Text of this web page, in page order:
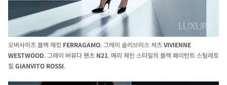
오버사이즈 블랙 재킷 FERRAGAMO. 그레이 슬리브리스 셔츠 VIVIENNE
WESTWOOD. 그레이 버뮤다 팬츠 N21. 메리 제인 스타일의 블랙 페이턴트 스틸레토
힐 GIANVITO ROSSI.